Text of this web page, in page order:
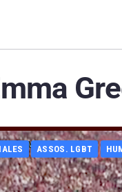
ASSOS. LGBT